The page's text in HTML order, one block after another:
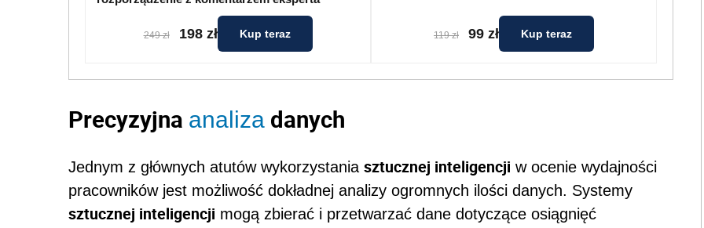
249 zł 198 zł Kup teraz 119 zł 99 zł Kup teraz
Precyzyjna analiza danych
Jednym z głównych atutów wykorzystania sztucznej inteligencji w ocenie wydajności
pracowników jest możliwość dokładnej analizy ogromnych ilości danych. Systemy
sztucznej inteligencji mogą zbierać i przetwarzać dane dotyczące osiągnięć